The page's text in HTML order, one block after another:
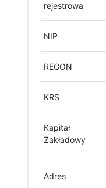
rejestrowa
NIP
REGON
KRS
Kapitał
Zakładowy
Adres